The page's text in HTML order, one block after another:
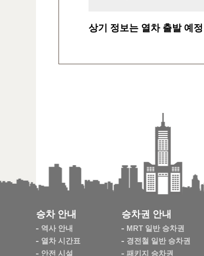
상기 정보는 열차 출발 예
승차 안내
역사 안내
열차 시간표
안전 시설
승차권 안내
MRT 일반 승차권
경전철 일반 승차권
패키지 승차권